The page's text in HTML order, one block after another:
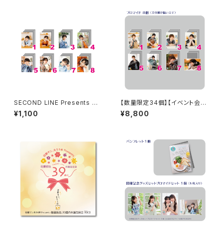
SECOND LINE Presents み
んなに会いに行くよ! 第43回 in
静岡 ブロマイド ※ランダム販
¥1,100
【数量限定34個】【イベント会場
特典付き】SECOND LINE Pre
sents みんなに会いに行くよ!
¥8,800